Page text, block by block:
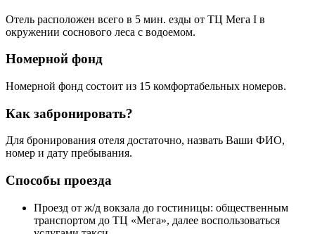
Отель расположен всего в 5 мин. езды от ТЦ Мега I в
окружении соснового леса с водоемом.
Номерной фонд
Номерной фонд состоит из 15 комфортабельных номеров.
Как забронировать?
Для бронирования отеля достаточно, назвать Ваши ФИО,
номер и дату пребывания.
Способы проезда
Проезд от ж/д вокзала до гостиницы: общественным
транспортом до ТЦ «Мега», далее воспользоваться